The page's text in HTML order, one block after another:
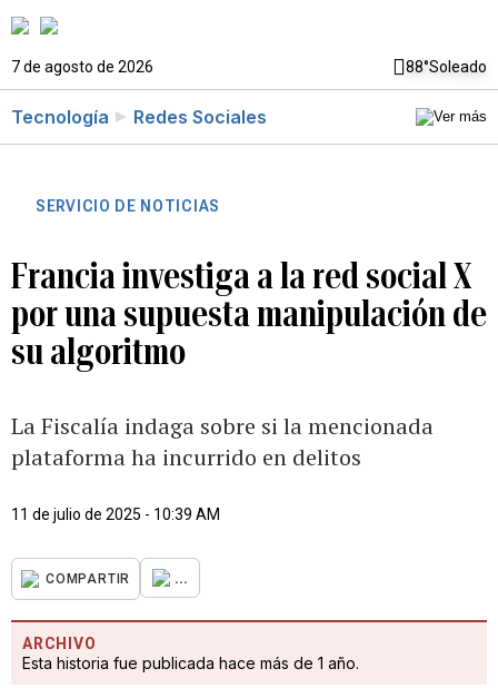
7 de agosto de 2026 88°Soleado
Tecnología Redes Sociales
SERVICIO DE NOTICIAS
Francia investiga a la red social X
por una supuesta manipulación de
su algoritmo
La Fiscalía indaga sobre si la mencionada
plataforma ha incurrido en delitos
11 de julio de 2025 - 10:39 AM
COMPARTIR ...
ARCHIVO
Esta historia fue publicada hace más de 1 año.